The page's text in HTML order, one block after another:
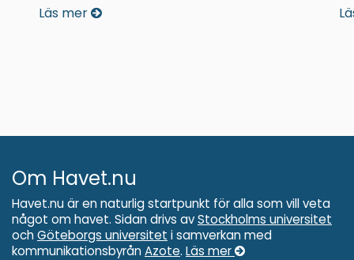
Läs mer
Om Havet.nu
Havet.nu är en naturlig startpunkt för alla som vill veta
något om havet. Sidan drivs avStockholms universitet
och Göteborgs universitet i samverkan med
kommunikationsbyrån Azote. Läs mer